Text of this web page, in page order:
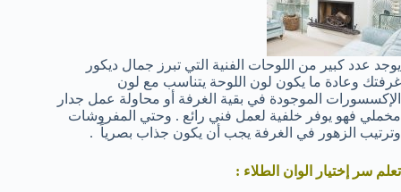
يوجد عدد كبير من اللوحات الفنية التي تبرز جمال ديكور
غرفتك وعادة ما يكون لون اللوحة يتناسب مع لون
الإكسسورات الموجودة في بقية الغرفة أو محاولة عمل جدار
مخملي فهو يوفر خلفية لعمل فني رائع . وحتي المفروشات
وترتيب الزهور في الغرفة يجب أن يكون جذاب بصرياً .
تعلم سر إختيار الوان الطلاء :